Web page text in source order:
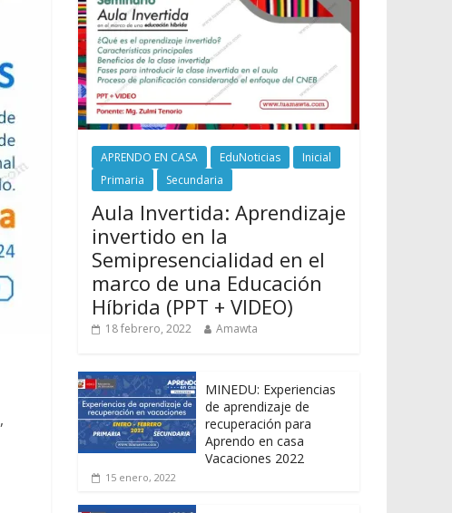
,
APRENDO EN CASA EduNoticias
Inicial
Primaria
Secundaria
Aula Invertida: Aprendizaje
invertido en la
Semipresencialidad en el
marco de una Educación
Híbrida (PPT + VIDEO)
18 febrero, 2022 Amawta
MINEDU: Experiencias
de aprendizaje de
recuperación para
Aprendo en casa
Vacaciones 2022
15 enero, 2022